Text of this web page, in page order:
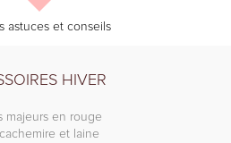
astuces et conseils
HIVER
majeurs en rouge
et laine